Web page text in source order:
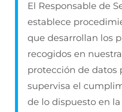
El Responsable de
establece
que desarrollan los
recogidos en
protección de datos
supervisa el
de lo dispuesto en